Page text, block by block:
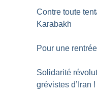
Contre toute
Karabakh
Pour une
Solidarité
grévistes d’Iran !